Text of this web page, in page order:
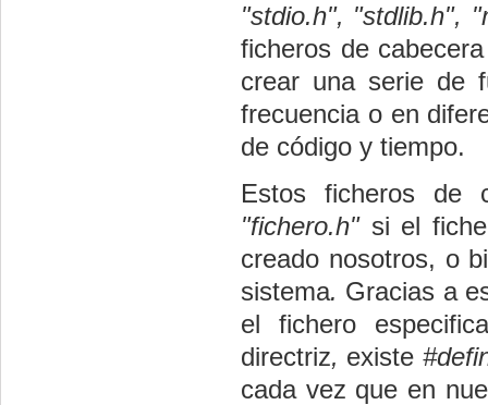
"stdio.h", "stdlib.h",
ficheros de
crear una serie de
frecuencia o en
de código y tiempo.
Estos ficheros de
"fichero.h" si el
creado nosotros, o
sistema. Gracias a
el fichero
directriz, existe
cada vez que en